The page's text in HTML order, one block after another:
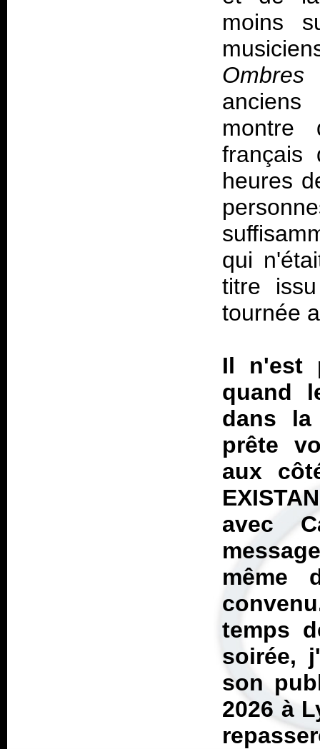
moins
Ombres
montre
français
heures
qui
titre
tournée
Il n'est
quand
dans
prête
aux
avec
même
temps
soirée,
son
2026 à